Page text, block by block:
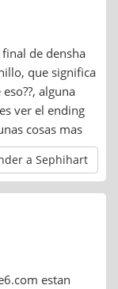
de densha
que significa
alguna
ver el ending
cosas mas
a Sephihart
estan